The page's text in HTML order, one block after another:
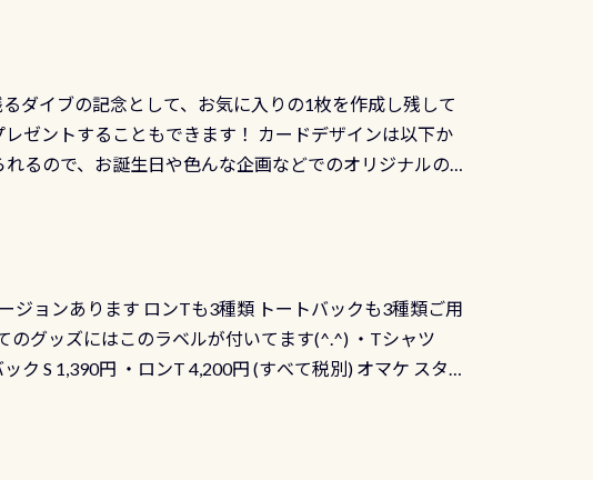
ダイブの記念として、お気に入りの1枚を作成し残して
ゼントすることもできます！ カードデザインは以下か
るので、お誕生日や色んな企画などでのオリジナルの
ジョンあります ロンTも3種類 トートバックも3種類ご用
のグッズにはこのラベルが付いてます(^.^) ・Tシャツ
ク S 1,390円 ・ロンT 4,200円 (すべて税別) オマケ スタ